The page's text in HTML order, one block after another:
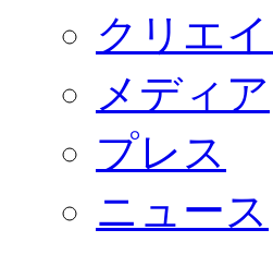
クリエ
メディア
プレス
ニュース